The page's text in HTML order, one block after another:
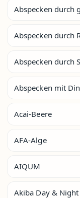
Abspecken durch
Abspecken durch
Abspecken durch
Abspecken mit
Acai-Beere
AFA-Alge
AIQUM
Akiba Day & Night